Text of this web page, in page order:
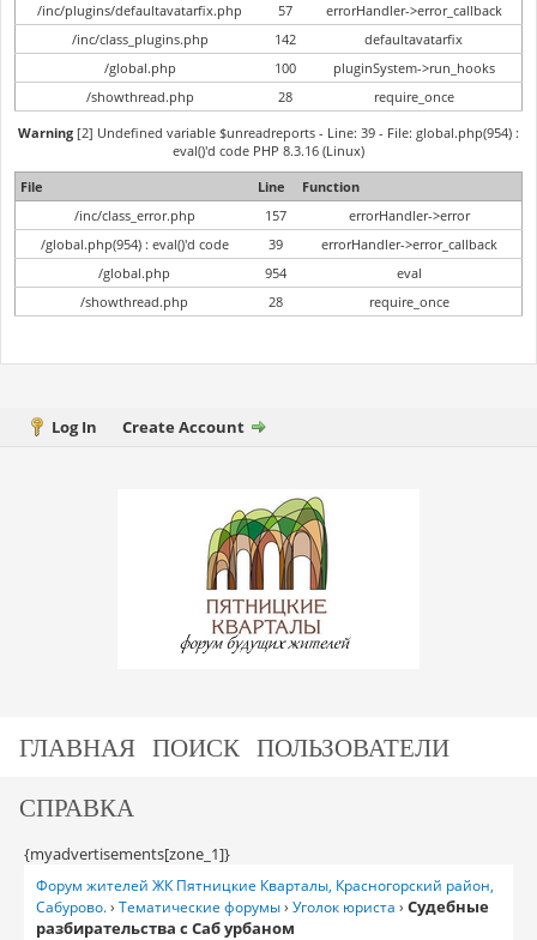
/inc/plugins/defaultavatarfix.php
57
errorHandler->error_callback
/inc/class_plugins.php
142
defaultavatarfix
/global.php
100
pluginSystem->run_hooks
/showthread.php
28
require_once
Warning [2] Undefined variable $unreadreports - Line: 39 - File: global.php(954) :
eval()'d code PHP 8.3.16 (Linux)
File
Line
Function
/inc/class_error.php
157
errorHandler->error
/global.php(954) : eval()'d code
39
errorHandler->error_callback
/global.php
954
eval
/showthread.php
28 require_once
Log In Create Account
ГЛАВНАЯ ПОИСК ПОЛЬЗОВАТЕЛИ
СПРАВКА
{myadvertisements[zone_1]}
Форум жителей ЖК Пятницкие Кварталы, Красногорский район,
Сабурово.› Тематические форумы› Уголок юриста › Судебные
разбирательства с Саб урбаном